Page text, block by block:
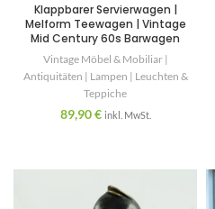
Klappbarer Servierwagen |
Melform Teewagen | Vintage
Mid Century 60s Barwagen
Vintage Möbel & Mobiliar |
Antiquitäten | Lampen | Leuchten &
Teppiche
89,90€ inkl. MwSt.